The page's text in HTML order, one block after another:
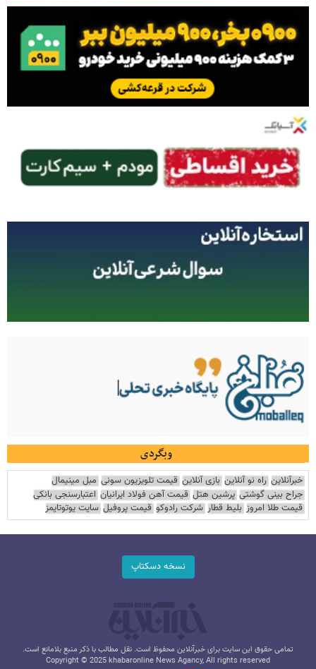
وبگردی
خبرآنلاین راه نو آنلاین بازی آنلاین قیمت تلویزیون سونی مبل مینیمال
جراح بینی گوشتی پرشین هتل قیمت آهن فولاد ایرانیان اعتبارسنجی بانکی
قیمت طلا امروز بلیط قطار شرکت رادوکو قیمت پروفیل سایت یوتوتایمز
نسخه دسکتاپ
تمامی حقوق این سایت برای خبرآنلاین محفوظ است. نقل مطالب با ذکر منبع بلامانع است.
Copyright © 2025 khabaronline News Agancy, All rights reserved